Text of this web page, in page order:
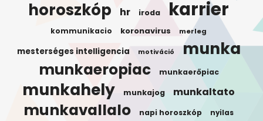
horoszkóp hr iroda karrier
kommunikacio koronavirus merleg
mesterséges intelligencia motiváció munka
munkaeropiac munkaerőpiac
munkahely munkajog munkaltato
munkavallalo napi horoszkóp nyilas